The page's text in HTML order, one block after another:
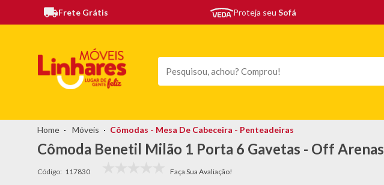
Frete Grátis Proteja seu Sofá
Móveis Cômodas - Mesa De Cabeceira - Penteadeiras
Cômoda Benetil Milão 1 Porta 6 Gavetas - Off Arenas
Código: 117830